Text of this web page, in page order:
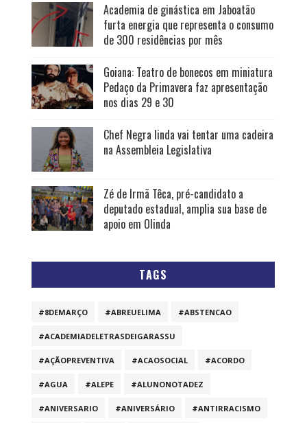
Academia de ginástica em Jaboatão
furta energia que representa o consumo
de 300 residências por mês
Goiana: Teatro de bonecos em miniatura
Pedaço da Primavera faz apresentação
nos dias 29 e 30
Chef Negra linda vai tentar uma cadeira
na Assembleia Legislativa
Zé de Irmã Têca, pré-candidato a
deputado estadual, amplia sua base de
apoio em Olinda
TAGS
#8DEMARÇO #ABREUELIMA #ABSTENCAO
#ACADEMIADELETRASDEIGARASSU
#AÇÃOPREVENTIVA #ACAOSOCIAL #ACORDO
#AGUA #ALEPE #ALUNONOTADEZ
#ANIVERSARIO #ANIVERSÁRIO #ANTIRRACISMO